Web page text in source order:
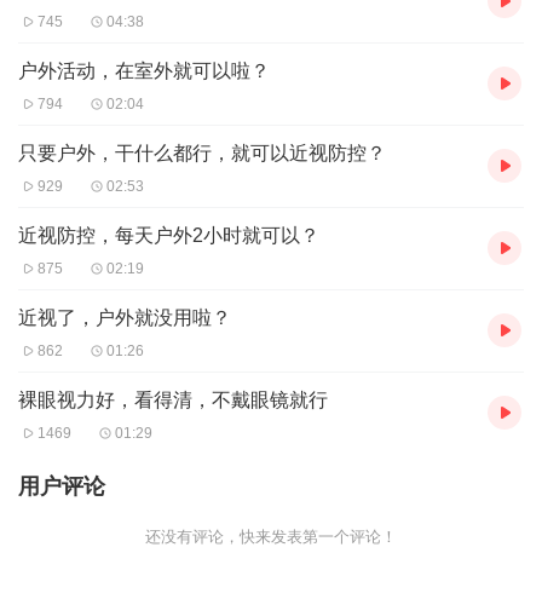
745 04:38
户外活动，在室外就可以啦？
794 02:04
只要户外，干什么都行，就可以近视防控？
929 02:53
近视防控，每天户外2小时就可以？
875 02:19
近视了，户外就没用啦？
862 01:26
裸眼视力好，看得清，不戴眼镜就行
1469 01:29
用户评论
还没有评论，快来发表第一个评论！